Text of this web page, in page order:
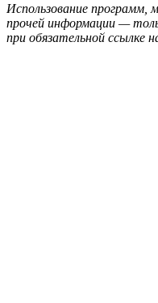
Использование программ,
прочей информации —
при обязательной ссылке